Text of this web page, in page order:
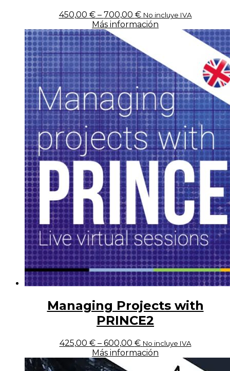
450,00 €– 700,00 € No incluye IVA
Más información
Managing Projects with
PRINCE2
425,00 €– 600,00 € No incluye IVA
Más información